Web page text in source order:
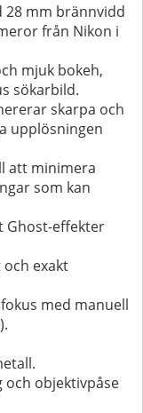
28 mm brännvidd
från Nikon i
mjuk bokeh,
sökarbild.
skarpa och
upplösningen
att minimera
som kan
Ghost-effekter
och exakt
med manuell
objektivpåse